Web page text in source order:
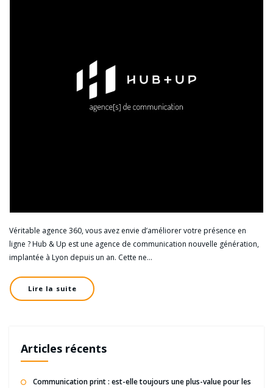
Véritable agence 360, vous avez envie d’améliorer votre présence en
ligne ? Hub & Up est une agence de communication nouvelle génération,
implantée à Lyon depuis un an. Cette ne…
Lire la suite
Articles récents
Communication print : est-elle toujours une plus-value pour les